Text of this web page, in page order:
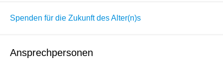
Spenden für die Zukunft des Alter(n)s
Ansprechpersonen